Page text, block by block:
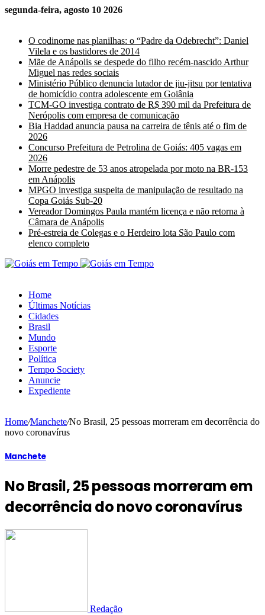
segunda-feira, agosto 10 2026
O codinome nas planilhas: o “Padre da Odebrecht”: Daniel
Vilela e os bastidores de 2014
Mãe de Anápolis se despede do filho recém-nascido Arthur
Miguel nas redes sociais
Ministério Público denuncia lutador de jiu-jitsu por tentativa
de homicídio contra adolescente em Goiânia
TCM-GO investiga contrato de R$ 390 mil da Prefeitura de
Nerópolis com empresa de comunicação
Bia Haddad anuncia pausa na carreira de tênis até o fim de
2026
Concurso Prefeitura de Petrolina de Goiás: 405 vagas em
2026
Morre pedestre de 53 anos atropelada por moto na BR-153
em Anápolis
MPGO investiga suspeita de manipulação de resultado na
Copa Goiás Sub-20
Vereador Domingos Paula mantém licença e não retorna à
Câmara de Anápolis
Pré-estreia de Colegas e o Herdeiro lota São Paulo com
elenco completo
Home
Últimas Notícias
Cidades
Brasil
Mundo
Esporte
Política
Tempo Society
Anuncie
Expediente
Home/Manchete/No Brasil, 25 pessoas morreram em decorrência do
novo coronavírus
Manchete
No Brasil, 25 pessoas morreram em
decorrência do novo coronavírus
Redação